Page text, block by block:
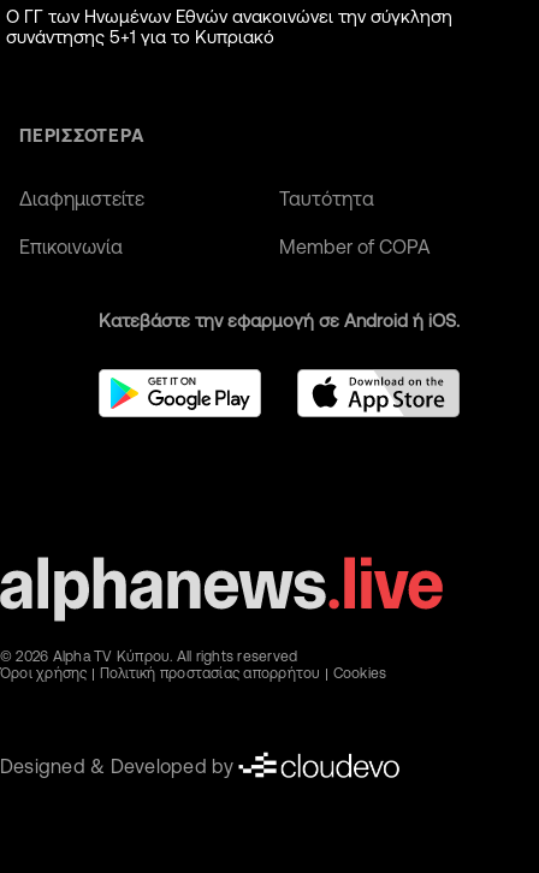
Ο ΓΓ των Ηνωμένων Εθνών ανακοινώνει την σύγκληση
συνάντησης 5+1 για το Κυπριακό
ΠΕΡΙΣΣΟΤΕΡΑ
Διαφημιστείτε Ταυτότητα
Επικοινωνία Member of COPA
Κατεβάστε την εφαρμογή σε Android ή iOS.
© 2026 Alpha TV Κύπρου. All rights reserved
Όροι χρήσης
Πολιτική προστασίας απορρήτου Cookies
Designed & Developed by